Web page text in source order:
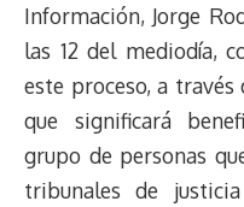
Información, Jorge
las 12 del mediodía,
este proceso, a
que significará
grupo de personas
tribunales de